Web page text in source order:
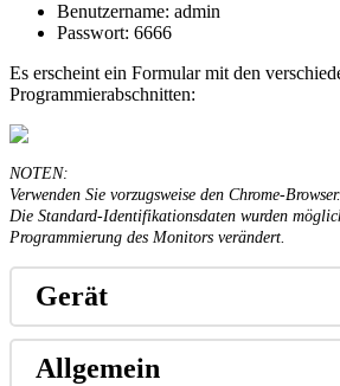
Benutzername: admin
Passwort: 6666
Es erscheint ein Formular mit den
Programmierabschnitten:
NOTEN:
Verwenden Sie vorzugsweise den Chrome-Browser.
Die Standard-Identifikationsdaten wurden mö
Programmierung des Monitors verändert.
Gerät
Allgemein